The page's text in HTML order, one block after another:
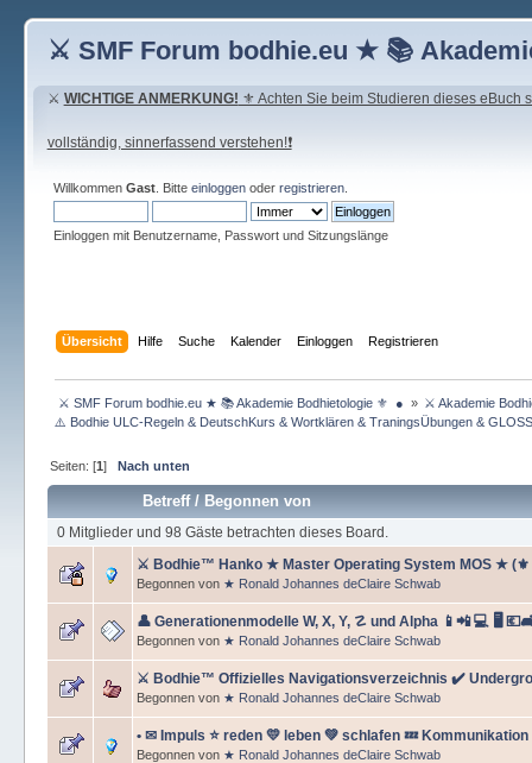
⚔ SMF Forum bodhie.eu ★ 📚
⚔ WICHTIGE ANMERKUNG! ⚜ Achten Sie beim Studieren dieses eBuch
vollständig, sinnerfassend verstehen!❗
Willkommen Gast. Bitte einloggenoder registrieren.
Einloggen mit Benutzername, Passwort und Sitzungslänge
Übersicht Hilfe Suche Kalender Einloggen Registrieren
⚔ SMF Forum bodhie.eu ★ 📚 Akademie Bodhietologie ⚜  ● » ⚔ Akademie
⚠️ Bodhie ULC-Regeln & DeutschKurs & Wortklären & TraningsÜbungen &
Seiten: [1] Nach unten
Betreff/ Begonnen von
0 Mitglieder und 98 Gäste betrachten dieses Board.
⚔ Bodhie™ Hanko ★ Master Operating System MOS ★ (⚜
Begonnen von ★ Ronald Johannes deClaire Schwab
👤 Generationenmodelle W, X, Y, ☡ und Alpha 📱📲 💻 🖥️
Begonnen von ★ Ronald Johannes deClaire Schwab
⚔️ Bodhie™ Offizielles Navigationsverzeichnis ✔️
Begonnen von ★ Ronald Johannes deClaire Schwab
• ✉ Impuls ⭐️ reden 💛 leben 💚 schlafen 💤
Begonnen von ★ Ronald Johannes deClaire Schwab